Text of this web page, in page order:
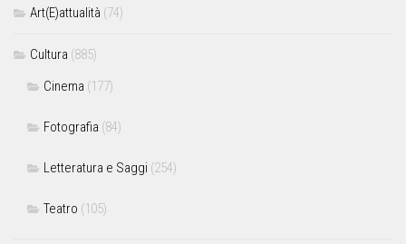
Art(E)attualità (74)
Cultura (885)
Cinema (177)
Fotografia (84)
Letteratura e Saggi (254)
Teatro (105)